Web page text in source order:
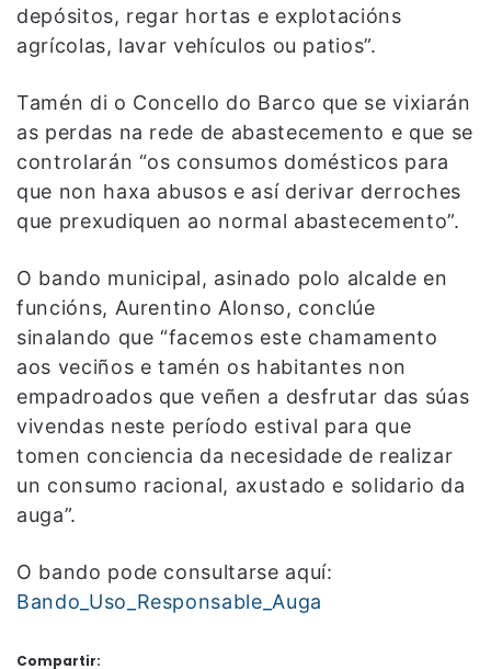
depósitos, regar hortas e explotacións
agrícolas, lavar vehículos ou patios”.
Tamén di o Concello do Barco que se vixiarán
as perdas na rede de abastecemento e que se
controlarán “os consumos domésticos para
que non haxa abusos e así derivar derroches
que prexudiquen ao normal abastecemento”.
O bando municipal, asinado polo alcalde en
funcións, Aurentino Alonso, conclúe
sinalando que “facemos este chamamento
aos veciños e tamén os habitantes non
empadroados que veñen a desfrutar das súas
vivendas neste período estival para que
tomen conciencia da necesidade de realizar
un consumo racional, axustado e solidario da
auga”.
O bando pode consultarse aquí:
Bando_Uso_Responsable_Auga
Compartir: